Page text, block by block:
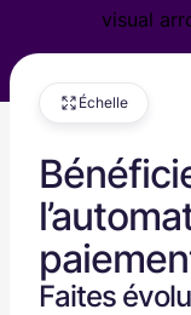
Échelle
Faites